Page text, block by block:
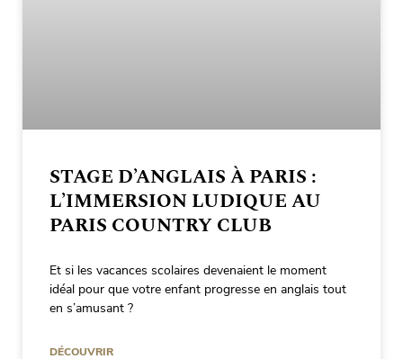
STAGE D’ANGLAIS À PARIS :
L’IMMERSION LUDIQUE AU
PARIS COUNTRY CLUB
Et si les vacances scolaires devenaient le moment
idéal pour que votre enfant progresse en anglais tout
en s’amusant ?
DÉCOUVRIR